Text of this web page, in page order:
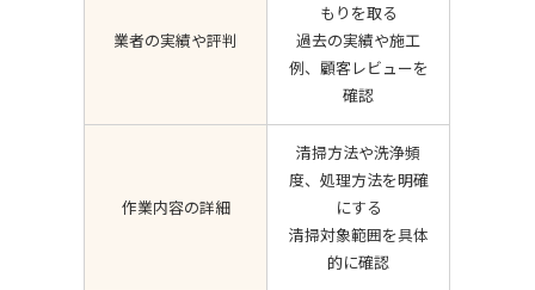
業者の実績や評判
もりを取る
過去の実績や施工
例、顧客レビューを
確認
作業内容の詳細
清掃方法や洗浄頻
度、処理方法を明確
にする
清掃対象範囲を具体
的に確認